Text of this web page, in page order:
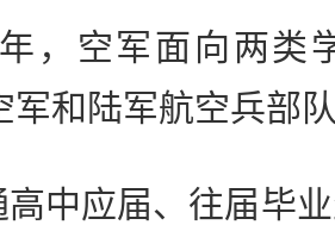
空军面向两类
军和陆军航空兵部
应届、往届毕业